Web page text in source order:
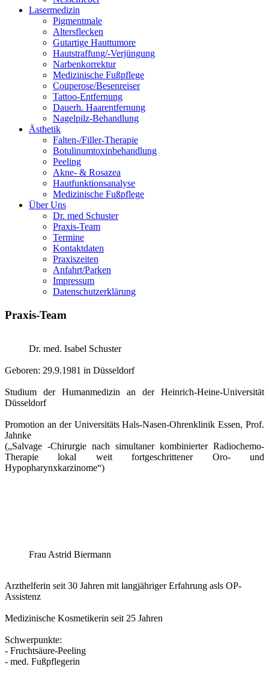
Lasermedizin
Pigmentmale
Altersflecken
Gutartige Hauttumore
Hautstraffung/-Verjüngung
Narbenkorrektur
Medizinische Fußpflege
Couperose/Besenreiser
Tattoo-Entfernung
Dauerh. Haarentfernung
Nagelpilz-Behandlung
Ästhetik
Falten-/Filler-Therapie
Botulinumtoxinbehandlung
Peeling
Akne- & Rosazea
Hautfunktionsanalyse
Medizinische Fußpflege
Über Uns
Dr. med Schuster
Praxis-Team
Termine
Kontaktdaten
Praxiszeiten
Anfahrt/Parken
Impressum
Datenschutzerklärung
Praxis-Team
Dr. med. Isabel Schuster
Geboren: 29.9.1981 in Düsseldorf
Studium der Humanmedizin an der Heinrich-Heine-Universität
Düsseldorf
Promotion an der Universitäts Hals-Nasen-Ohrenklinik Essen, Prof.
Jahnke
(„Salvage -Chirurgie nach simultaner kombinierter Radiochemo-
Therapie lokal weit fortgeschrittener Oro- und
Hypopharynxkarzinome“)
Frau Astrid Biermann
Arzthelferin seit 30 Jahren mit langjähriger Erfahrung asls OP-
Assistenz
Medizinische Kosmetikerin seit 25 Jahren
Schwerpunkte:
- Fruchtsäure-Peeling
- med. Fußpflegerin